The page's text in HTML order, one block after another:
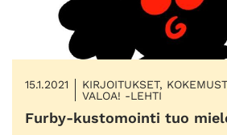
15.1.2021
KIRJOITUKSET,
VALOA! -LEHTI
Furby-kustomointi tuo